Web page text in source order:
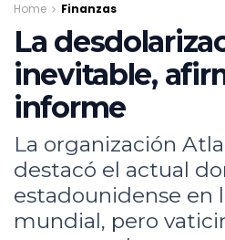
Home Finanzas
La
inevitable,
informe
La organización
destacó el actual
estadounidense en
mundial, pero